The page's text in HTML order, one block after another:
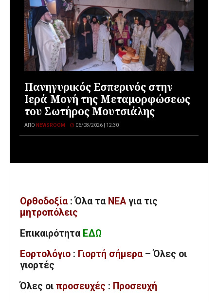
Πανηγυρικός Εσπερινός στην
Ιερά Μονή της Μεταμορφώσεως
του Σωτήρος Μουτσιάλης
ΑΠΌ NEWSROOM 06/08/2026 | 12:30
Ορθοδοξία : Όλα τα ΝΕΑ για τις
μητροπόλεις
Επικαιρότητα ΕΔΩ
Εορτολόγιο : Γιορτή σήμερα – Όλες οι
γιορτές
Όλες οι προσευχές : Προσευχή